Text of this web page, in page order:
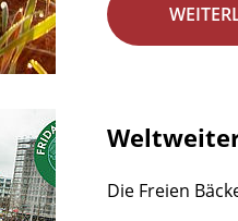
Weltweiter
Die Freien